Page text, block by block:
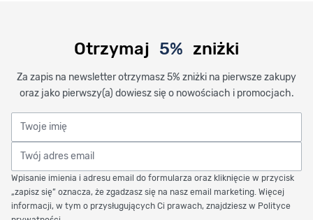
Otrzymaj 5% zniżki
Za zapis na newsletter otrzymasz 5% zniżki na pierwsze zakupy
oraz jako pierwszy(a) dowiesz się o nowościach i promocjach.
Twoje imię
Twój adres email
Wpisanie imienia i adresu email do formularza oraz kliknięcie w przycisk
„zapisz się” oznacza, że zgadzasz się na nasz email marketing. Więcej
informacji, w tym o przysługujących Ci prawach, znajdziesz w Polityce